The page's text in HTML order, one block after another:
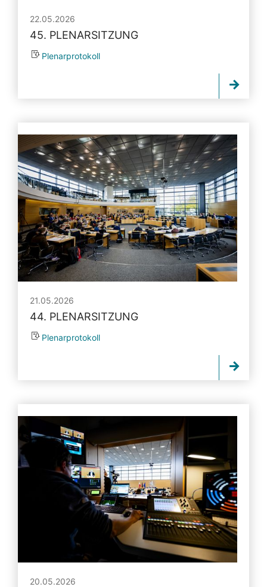
22.05.2026
45. PLENARSITZUNG
Plenarprotokoll
21.05.2026
44. PLENARSITZUNG
Plenarprotokoll
20.05.2026